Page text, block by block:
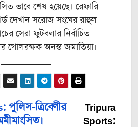
ভাবে শেষ হয়েছে। রেফারি
দেখান সরোজ সংঘের রাহুল
সেরা ফুটবলার নির্বাচিত
গোলরক্ষক অনন্ত জমাতিয়া।
Tripura
Sports:
‌ত্রিবেণীর